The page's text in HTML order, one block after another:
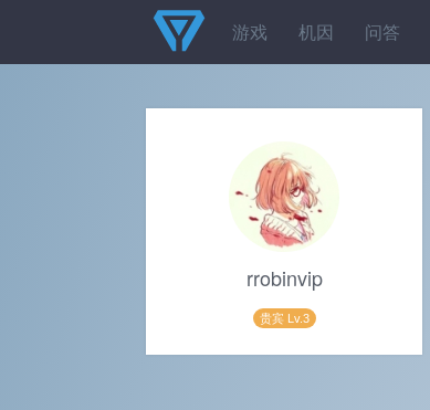
游戏 机因 问答
rrobinvip
贵宾 Lv.3